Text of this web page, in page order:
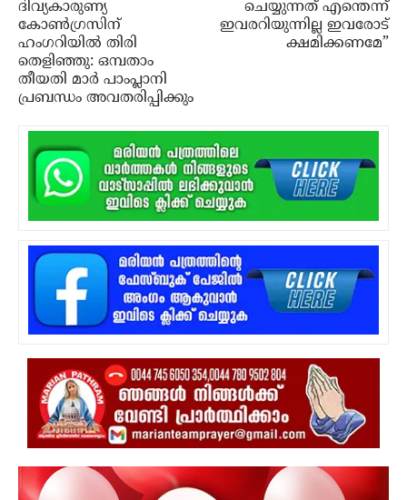
ദിവ്യകാരുണ്യ
കോണ്‍ഗ്രസിന്
ഹംഗറിയില്‍ തിരി
തെളിഞ്ഞു: ഒമ്പതാം
തീയതി മാര്‍ പാംപ്ലാനി
പ്രബന്ധം അവതരിപ്പിക്കും
ചെയ്യുന്നത് എന്തെന്ന്
ഇവരറിയുന്നില്ല ഇവരോട്
ക്ഷമിക്കണമേ”